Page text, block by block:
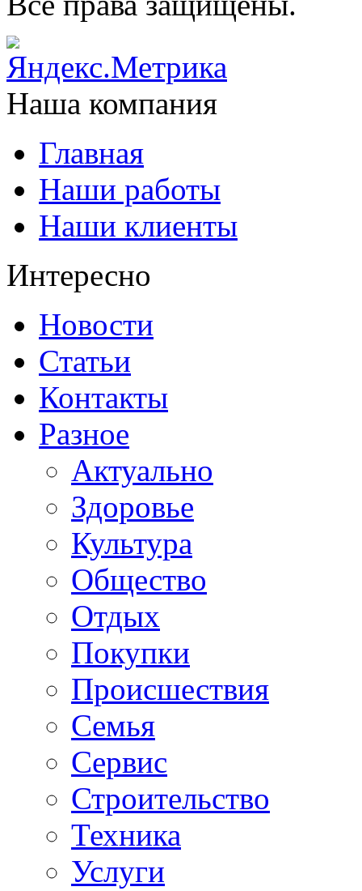
Наша компания
Главная
Наши работы
Наши клиенты
Интересно
Новости
Статьи
Контакты
Разное
Актуально
Здоровье
Культура
Общество
Отдых
Покупки
Происшествия
Семья
Сервис
Строительство
Техника
Услуги